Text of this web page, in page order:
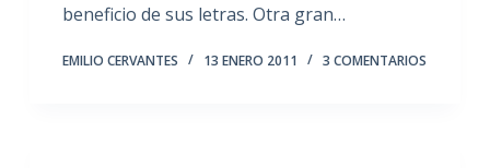
beneficio de sus letras. Otra gran…
EMILIO CERVANTES 13 ENERO 2011 3 COMENTARIOS